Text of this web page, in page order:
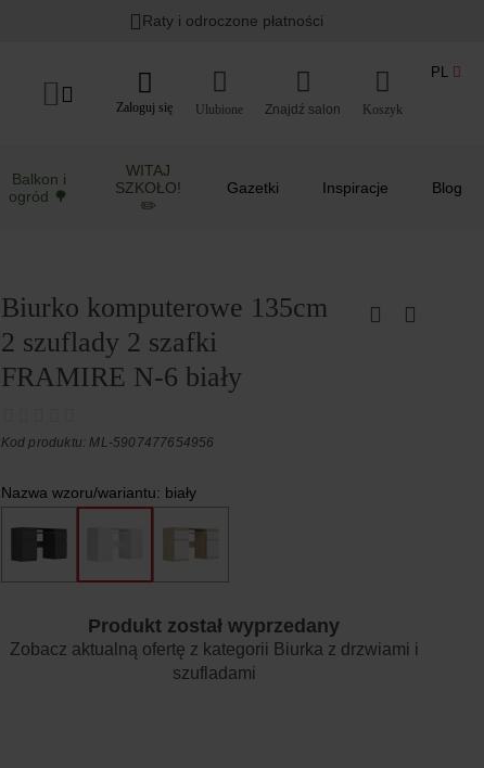
Raty i odroczone płatności
Zaloguj się Ulubione Koszyk
PL
Balkon i
ogród 🌳
WITAJ
SZKOŁO!
✏️
Gazetki Inspiracje Blog
Biurko komputerowe 135cm
2 szuflady 2 szafki
FRAMIRE N-6 biały
Kod produktu: ML-5907477654956
Nazwa wzoru/wariantu: biały
Produkt został wyprzedany
Zobacz aktualną ofertę z kategorii Biurka z drzwiami i
szufladami